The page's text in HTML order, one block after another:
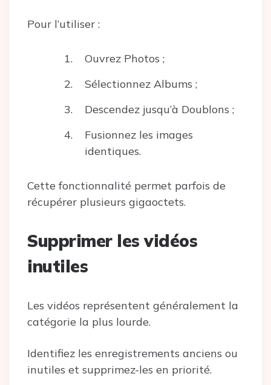
Pour l’utiliser :
Ouvrez Photos ;
Sélectionnez Albums ;
Descendez jusqu’à Doublons ;
Fusionnez les images
identiques.
Cette fonctionnalité permet parfois de
récupérer plusieurs gigaoctets.
Supprimer les vidéos
inutiles
Les vidéos représentent généralement la
catégorie la plus lourde.
Identifiez les enregistrements anciens ou
inutiles et supprimez-les en priorité.